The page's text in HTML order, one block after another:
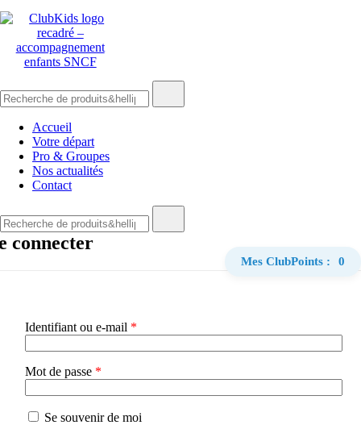
to
ClubKids
de
Accueil
Votre départ
Pro & Groupes
Nos actualités
Contact
de
:
connecter
Identifiant ou e-mail *
Mot de passe *
Se souvenir de moi
Mes ClubPoints : 0
🚨 Nos accompagnements sont pris d’assaut. Réservez dès